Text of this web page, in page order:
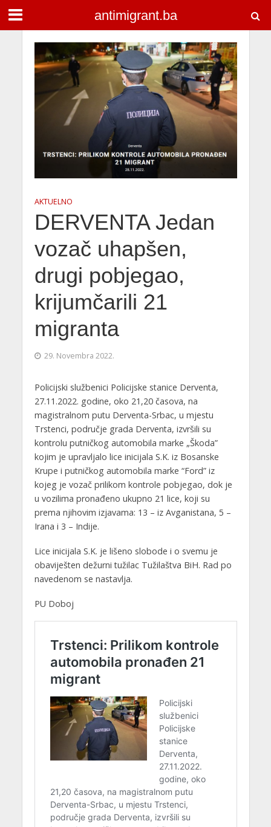
antimigrant.ba
AKTUELNO
DERVENTA Jedan
vozač uhapšen,
drugi pobjegao,
krijumčarili 21
migranta
29. Novembra 2022.
Policijski službenici Policijske stanice Derventa,
27.11.2022. godine, oko 21,20 časova, na
magistralnom putu Derventa-Srbac, u mjestu
Trstenci, područje grada Derventa, izvršili su
kontrolu putničkog automobila marke „Škoda”
kojim je upravljalo lice inicijala S.K. iz Bosanske
Krupe i putničkog automobila marke “Ford” iz
kojeg je vozač prilikom kontrole pobjegao, dok je
u vozilima pronađeno ukupno 21 lice, koji su
prema njihovim izjavama: 13 – iz Avganistana, 5 –
Irana i 3 – Indije.
Lice inicijala S.K. je lišeno slobode i o svemu je
obaviješten dežurni tužilac Tužilaštva BiH. Rad po
navedenom se nastavlja.
PU Doboj